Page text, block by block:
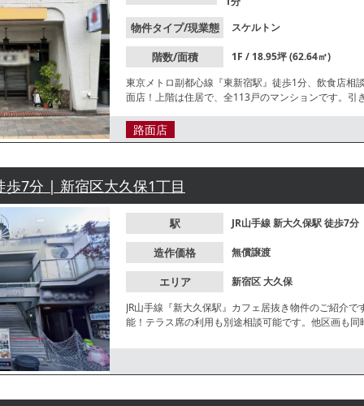
物件タイプ/現業態 スケルトン
階数/面積
1F / 18.95坪 (62.64㎡)
東京メトロ副都心線『東新宿駅』徒歩1分、飲食店相
面店！上階は住居で、全113戸のマンションです。
路面店
7分 | 新宿区大久保1丁目
駅 JR山手線新大久保駅徒歩7分
造作価格 無償譲渡
エリア 新宿区大久保
JR山手線『新大久保駅』カフェ居抜き物件のご紹介
能！テラス席の利用も別途相談可能です。他区画も